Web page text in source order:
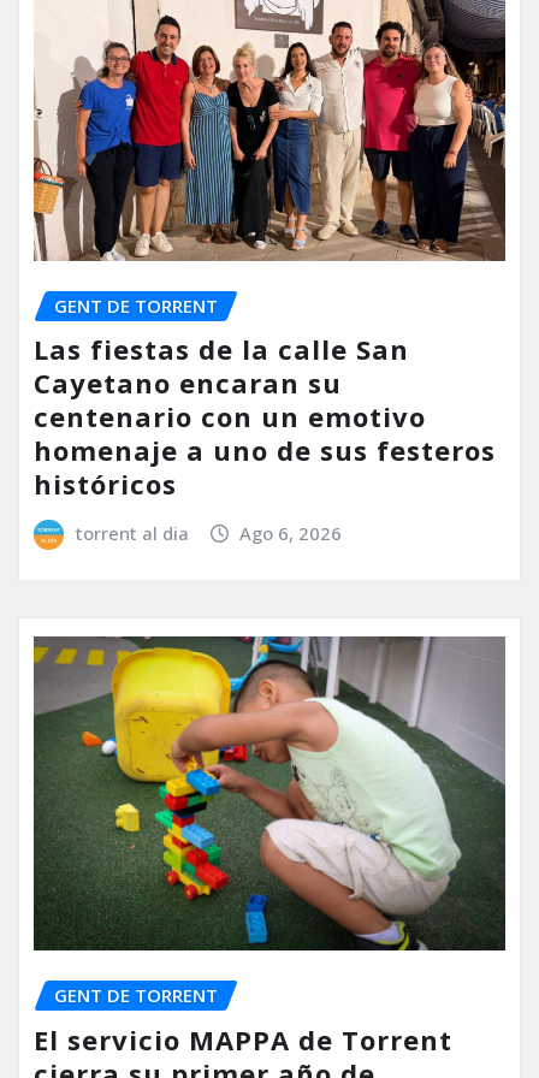
GENT DE TORRENT
Las fiestas de la calle San
Cayetano encaran su
centenario con un emotivo
homenaje a uno de sus festeros
históricos
torrent al dia Ago 6, 2026
GENT DE TORRENT
El servicio MAPPA de Torrent